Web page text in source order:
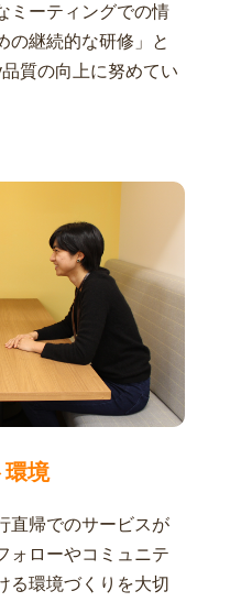
ミーティングでの情
の継続的な研修」と
質の向上に努めてい
環境
直帰でのサービスが
ォローやコミュニテ
る環境づくりを大切